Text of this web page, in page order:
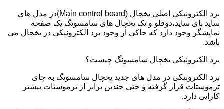
برد الکترونیکی اصلی یخچال (Main control board)در مدل های
ساید بای ساید،دوقلو و تک یخچال های سامسونگ یک صفحه
نمایشگر وجود دارد که حاکی از وجود برد الکترونیکی در یخچال می
باشد.
برد الکترونیکی یخچال سامسونگ چیست؟
برد الکترونیکی در مدل های جدید یخچال سامسونگ به جای
ترموستات قرار گرفته و حتی چندین برابر از ترموستات بیشتر
کارایی دارد.